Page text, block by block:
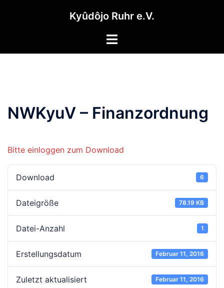
Kyûdôjo Ruhr e.V.
Menü
NWKyuV – Finanzordnung
Bitte einloggen zum Download
Download 6
Dateigröße 78.19 KB
Datei-Anzahl 1
Erstellungsdatum Februar 11, 2016
Zuletzt aktualisiert Februar 11, 2016